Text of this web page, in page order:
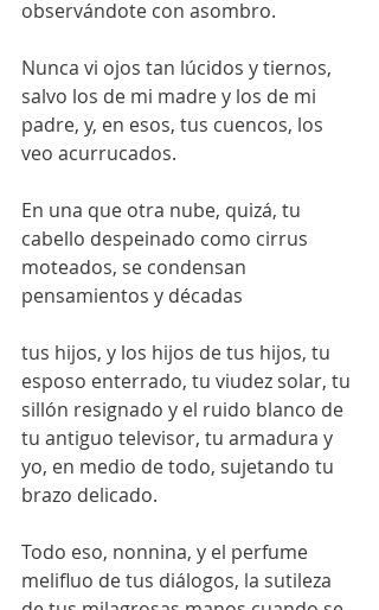
observándote con asombro.
Nunca vi ojos tan lúcidos y tiernos,
salvo los de mi madre y los de mi
padre, y, en esos, tus cuencos, los
veo acurrucados.
En una que otra nube, quizá, tu
cabello despeinado como cirrus
moteados, se condensan
pensamientos y décadas
tus hijos, y los hijos de tus hijos, tu
esposo enterrado, tu viudez solar, tu
sillón resignado y el ruido blanco de
tu antiguo televisor, tu armadura y
yo, en medio de todo, sujetando tu
brazo delicado.
Todo eso, nonnina, y el perfume
melifluo de tus diálogos, la sutileza